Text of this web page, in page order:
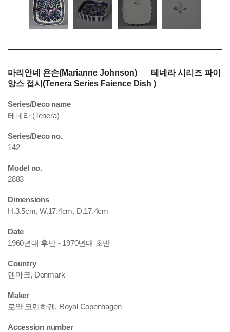
마리안네 욘손(Marianne Johnson)
테네라 시리즈 파이
앙스 접시(Tenera Series Faience Dish )
Series/Deco name
테네라 (Tenera)
Series/Deco no.
142
Model no.
2883
Dimensions
H.3.5cm, W.17.4cm, D.17.4cm
Date
1960년대 후반 - 1970년대 초반
Country
덴마크, Denmark
Maker
로얄 코펜하겐, Royal Copenhagen
Accession number